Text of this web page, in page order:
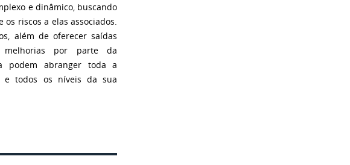
e dinâmico, buscando
riscos a elas associados.
além de oferecer saídas
melhorias por parte da
podem abranger toda a
e todos os níveis da sua